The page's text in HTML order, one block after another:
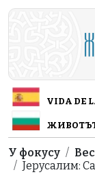
Skip to main
VIDA DE
У фокусу
Јерусалим: